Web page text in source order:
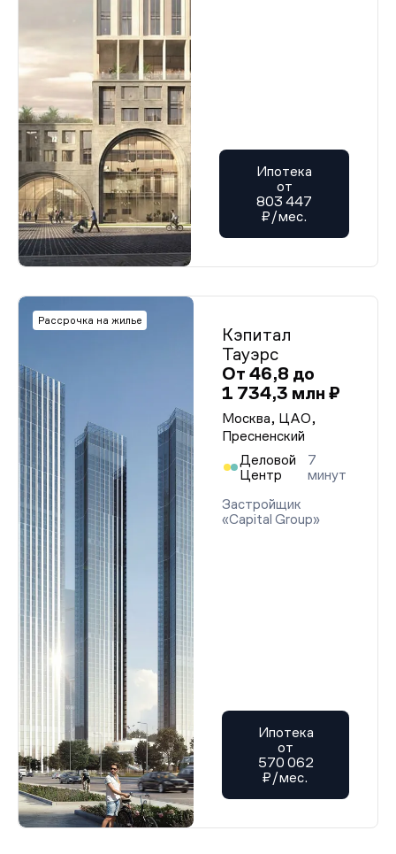
Ипотека
от
803 447
₽/мес.
Рассрочка на жилье
Кэпитал
Тауэрс
От 46,8 до
1 734,3 млн ₽
Москва, ЦАО,
Пресненский
Деловой
Центр
7
минут
Застройщик
«Capital Group»
Ипотека
от
570 062
₽/мес.